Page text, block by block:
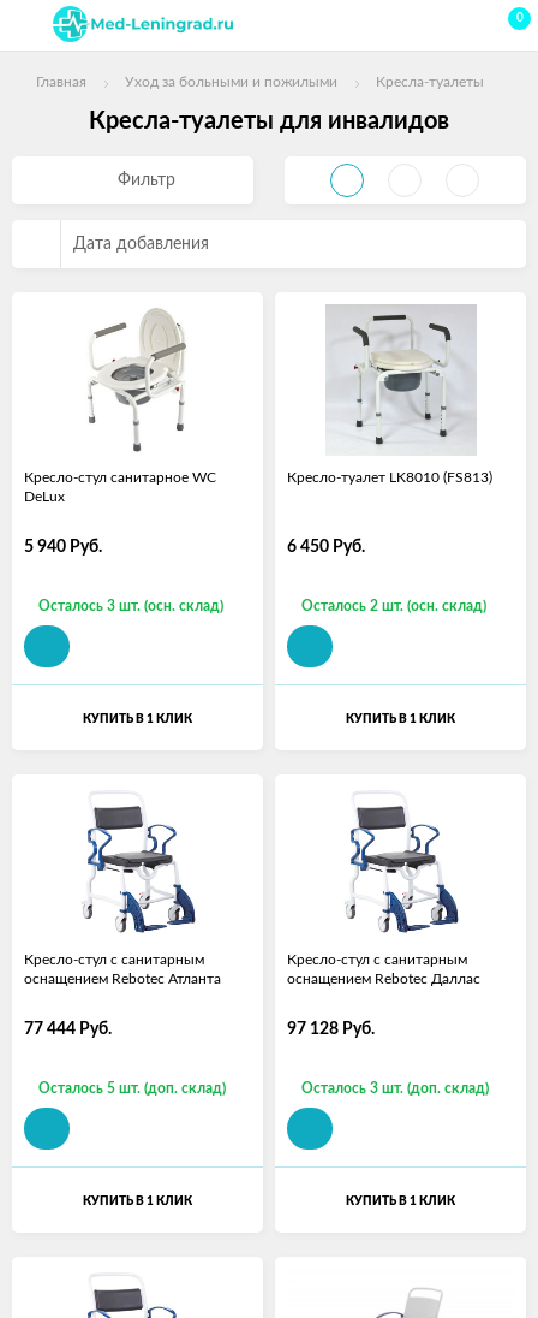
0
Главная Уход за больными и пожилыми Кресла-туалеты
Кресла-туалеты для инвалидов
Фильтр
Дата добавления
Кресло-стул санитарное WC
DeLux
5 940 Руб.
Осталось 3 шт. (осн. склад)
КУПИТЬ В 1 КЛИК
Кресло-туалет LK8010 (FS813)
6 450 Руб.
Осталось 2 шт. (осн. склад)
КУПИТЬ В 1 КЛИК
Кресло-стул с санитарным
оснащением Rebotec Атланта
77 444 Руб.
Осталось 5 шт. (доп. склад)
КУПИТЬ В 1 КЛИК
Кресло-стул с санитарным
оснащением Rebotec Даллас
97 128 Руб.
Осталось 3 шт. (доп. склад)
КУПИТЬ В 1 КЛИК